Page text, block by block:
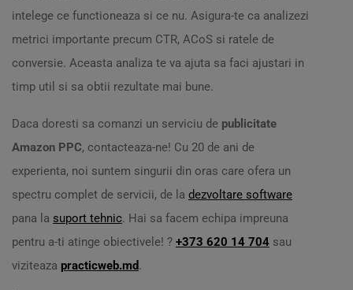
intelege ce functioneaza si ce nu. Asigura-te ca analizezi
metrici importante precum CTR, ACoS si ratele de
conversie. Aceasta analiza te va ajuta sa faci ajustari in
timp util si sa obtii rezultate mai bune.
Daca doresti sa comanzi un serviciu de publicitate
Amazon PPC, contacteaza-ne! Cu 20 de ani de
experienta, noi suntem singurii din oras care ofera un
spectru complet de servicii, de la dezvoltare software
pana la suport tehnic. Hai sa facem echipa impreuna
pentru a-ti atinge obiectivele! ? +373 620 14 704 sau
viziteaza practicweb.md.